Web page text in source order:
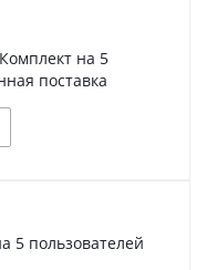
на 5
поставка
5 пользователей